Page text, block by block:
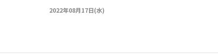
2022年08月17日(水)